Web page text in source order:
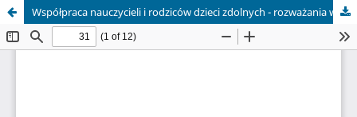
Współpraca nauczycieli i rodziców dzieci zdolnych - rozważania wokół idei i praktyki